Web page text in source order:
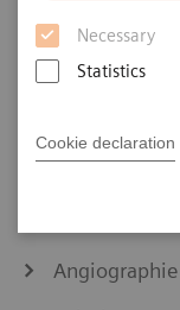
Necessary
Statistics
Cookie declaration
Improving
Healthcare
Angiographie